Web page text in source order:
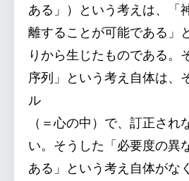
ある」）という考えは、「
離することが可能である」
りから生じたものである。
序列」という考え自体は、
ル
（＝心の中）で、訂正され
い。そうした「必要度の異
ある」という考え自体がな